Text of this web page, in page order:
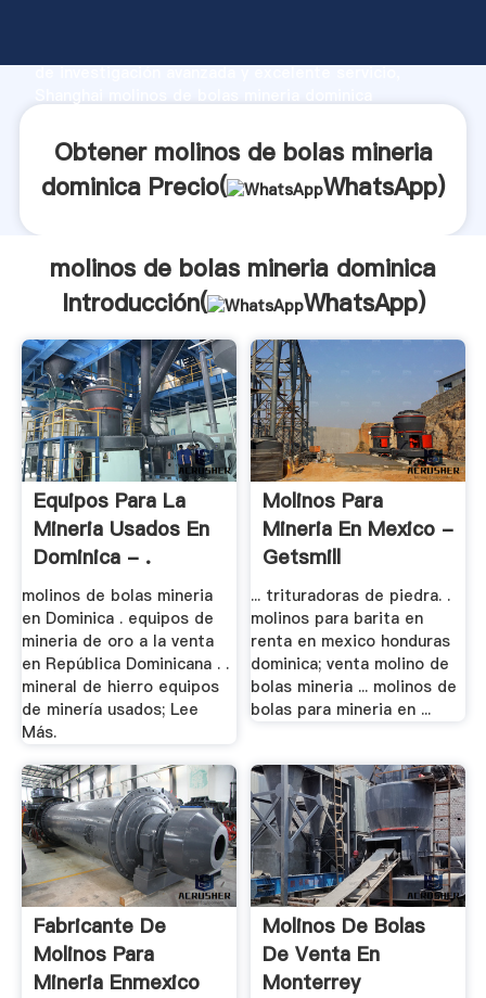
de investigación avanzada y excelente servicio,
clientes.
Obtener molinos de bolas mineria
dominica Precio(
WhatsApp)
molinos de bolas mineria dominica
Introducción(
WhatsApp)
Equipos Para La
Mineria Usados En
Dominica - .
molinos de bolas mineria
en Dominica . equipos de
mineria de oro a la venta
en República Dominicana . .
mineral de hierro equipos
de minería usados; Lee
Más.
Molinos Para
Mineria En Mexico -
Getsmill
... trituradoras de piedra. .
molinos para barita en
renta en mexico honduras
dominica; venta molino de
bolas mineria ... molinos de
bolas para mineria en ...
Fabricante De
Molinos Para
Mineria Enmexico
Molinos De Bolas
De Venta En
Monterrey